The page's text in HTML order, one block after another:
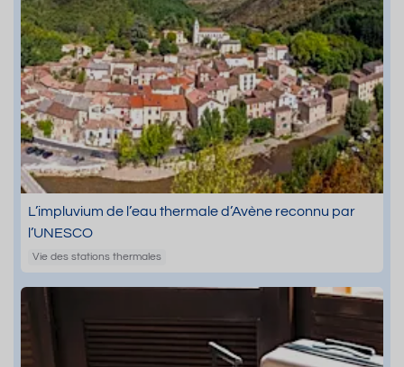
L’impluvium de l’eau thermale d’Avène reconnu par
l’UNESCO
Vie des stations thermales